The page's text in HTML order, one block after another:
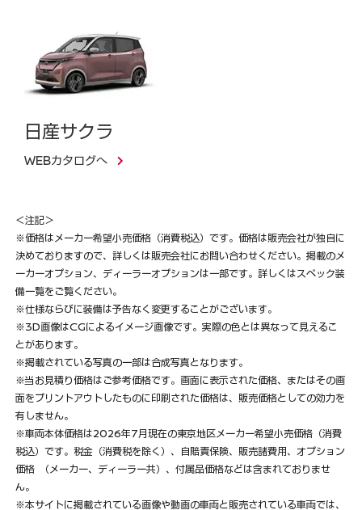
日産サクラ
WEBカタログへ
＜注記＞
※価格はメーカー希望小売価格（消費税込）です。価格は販売会社が独自に
決めておりますので、詳しくは販売会社にお問い合わせください。掲載のメ
ーカーオプション、ディーラーオプションは一部です。詳しくはスペック装
備一覧をご覧ください。
※仕様ならびに装備は予告なく変更することがございます。
※3D画像はCGによるイメージ画像です。実際の色とは異なって見えるこ
とがあります。
※掲載されている写真の一部は合成写真となります。
※当お見積り価格はご参考価格です。画面に表示された価格、またはその画
面をプリントアウトしたものに印刷された価格は、販売価格としての効力を
有しません。
※車両本体価格は2026年7月現在の東京地区メーカー希望小売価格（消費
税込）です。税金（消費税を除く）、自賠責保険、販売諸費用、オプション
価格 （メーカー、ディーラー共）、付属品価格などは含まれておりませ
ん。
※本サイトに掲載されている画像や動画の車両と販売されている車両では、